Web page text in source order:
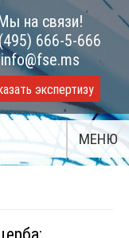
на связи!
666-5-666
info@fse.ms
экспертизу
МЕНЮ